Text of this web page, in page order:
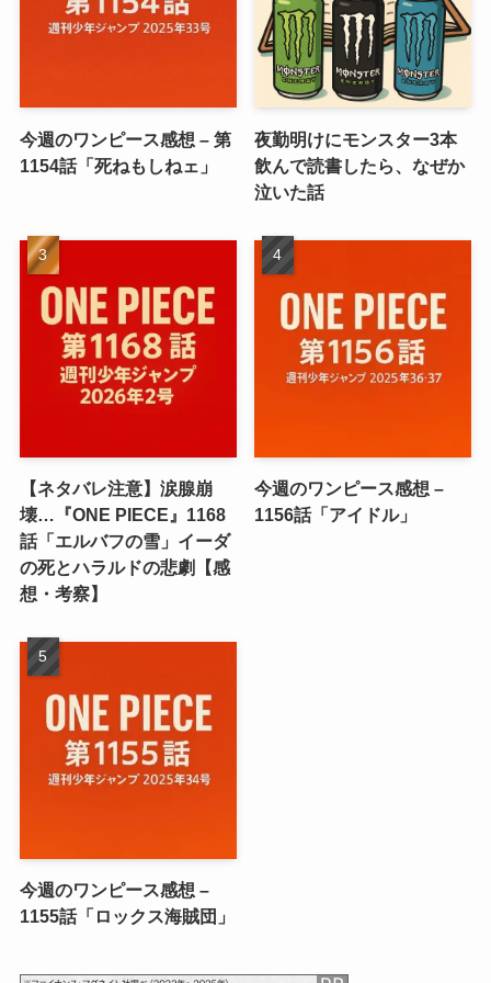
今週のワンピース感想 – 第
1154話「死ねもしねェ」
夜勤明けにモンスター3本
飲んで読書したら、なぜか
泣いた話
【ネタバレ注意】涙腺崩
壊…『ONE PIECE』1168
話「エルバフの雪」イーダ
の死とハラルドの悲劇【感
想・考察】
今週のワンピース感想 –
1156話「アイドル」
今週のワンピース感想 –
1155話「ロックス海賊団」